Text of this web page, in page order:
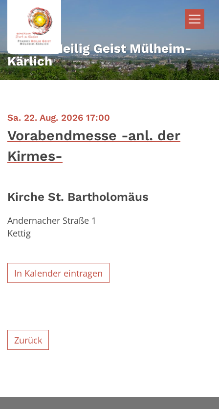
Zum Inhalt springen
Pfarrei Heilig Geist Mülheim-
Kärlich
Sa. 22. Aug. 2026 17:00
Vorabendmesse -anl. der
Kirmes-
Kirche St. Bartholomäus
Andernacher Straße 1
Kettig
In Kalender eintragen
Zurück